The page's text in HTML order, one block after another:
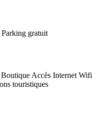
Parking gratuit
Boutique Accès Internet Wifi
touristiques